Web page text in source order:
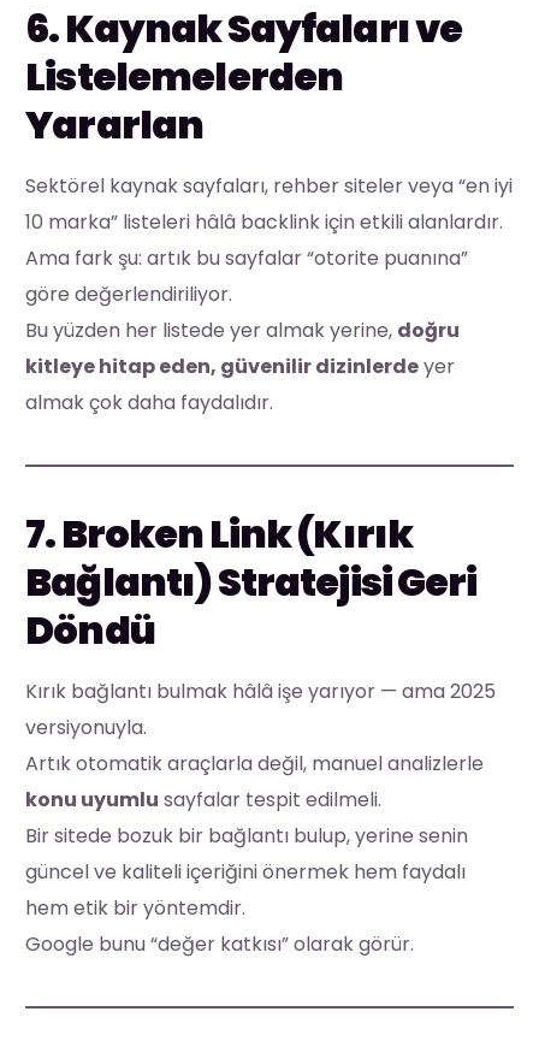
6. Kaynak Sayfaları ve
Listelemelerden
Yararlan
Sektörel kaynak sayfaları, rehber siteler veya “en iyi
10 marka” listeleri hâlâ backlink için etkili alanlardır.
Ama fark şu: artık bu sayfalar “otorite puanına”
göre değerlendiriliyor.
Bu yüzden her listede yer almak yerine, doğru
kitleye hitap eden, güvenilir dizinlerdeyer
almak çok daha faydalıdır.
7. Broken Link (Kırık
Bağlantı) Stratejisi Geri
Döndü
Kırık bağlantı bulmak hâlâ işe yarıyor — ama 2025
versiyonuyla.
Artık otomatik araçlarla değil, manuel analizlerle
konu uyumlu sayfalar tespit edilmeli.
Bir sitede bozuk bir bağlantı bulup, yerine senin
güncel ve kaliteli içeriğini önermek hem faydalı
hem etik bir yöntemdir.
Google bunu “değer katkısı” olarak görür.